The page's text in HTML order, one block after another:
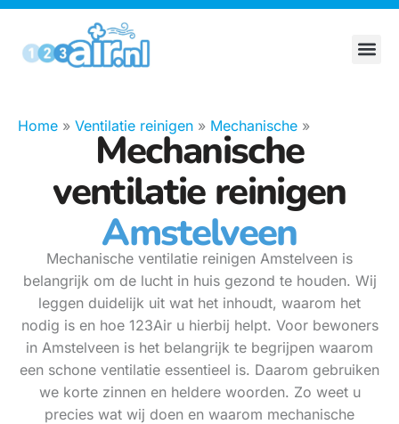
Home » Ventilatie reinigen » Mechanische »
Mechanische
ventilatie reinigen
Amstelveen
Mechanische ventilatie reinigen Amstelveen is
belangrijk om de lucht in huis gezond te houden. Wij
leggen duidelijk uit wat het inhoudt, waarom het
nodig is en hoe 123Air u hierbij helpt. Voor bewoners
in Amstelveen is het belangrijk te begrijpen waarom
een schone ventilatie essentieel is. Daarom gebruiken
we korte zinnen en heldere woorden. Zo weet u
precies wat wij doen en waarom mechanische